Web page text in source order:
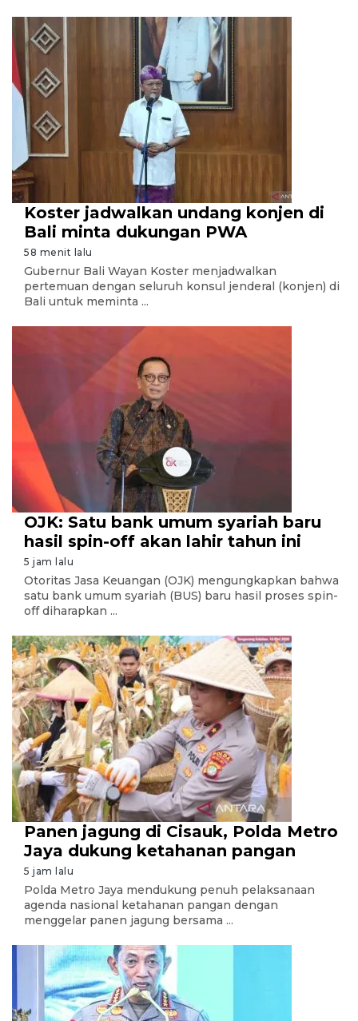
Koster jadwalkan undang konjen di
Bali minta dukungan PWA
58 menit lalu
Gubernur Bali Wayan Koster menjadwalkan
pertemuan dengan seluruh konsul jenderal (konjen) di
Bali untuk meminta ...
OJK: Satu bank umum syariah baru
hasil spin-off akan lahir tahun ini
5 jam lalu
Otoritas Jasa Keuangan (OJK) mengungkapkan bahwa
satu bank umum syariah (BUS) baru hasil proses spin-
off diharapkan ...
Panen jagung di Cisauk, Polda Metro
Jaya dukung ketahanan pangan
5 jam lalu
Polda Metro Jaya mendukung penuh pelaksanaan
agenda nasional ketahanan pangan dengan
menggelar panen jagung bersama ...